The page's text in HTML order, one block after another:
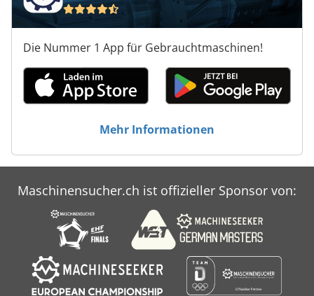
Die Nummer 1 App für Gebrauchtmaschinen!
Mehr Informationen
Maschinensucher.ch ist offizieller Sponsor von: